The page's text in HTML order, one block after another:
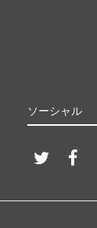
ソーシャル